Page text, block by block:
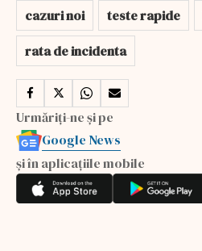
cazuri noi teste rapide
rata de incidenta
Urmăriți-ne și pe
Google News
și în aplicațiile mobile